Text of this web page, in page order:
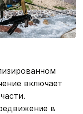
включает
в